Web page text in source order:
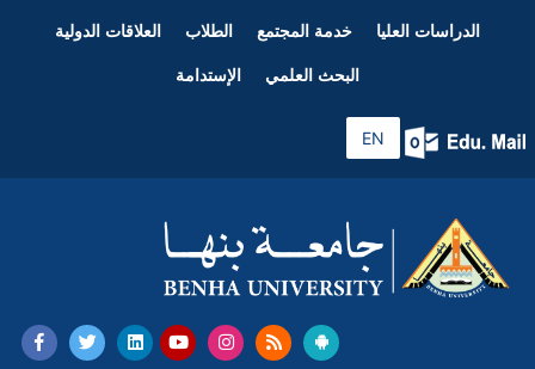
الدراسات العليا خدمة المجتمع الطلاب العلاقات الدولية
البحث العلمي الإستدامة
EN